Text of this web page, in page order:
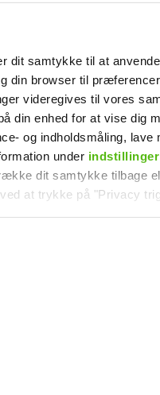
dit samtykke til at
din browser til
videregives til vores
din enhed for at vise dig
og indholdsmåling, lave
under indstillinger
dit samtykke tilbage
at trykke på "Privacy
fra tredjeparter til at
samt til brug